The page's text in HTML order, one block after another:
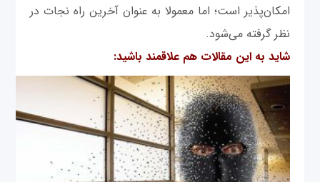
امکان‌پذیر است؛ اما معمولا به عنوان آخرین راه نجات در
نظر گرفته می‌شود.
شاید به این مقالات هم علاقمند باشید: